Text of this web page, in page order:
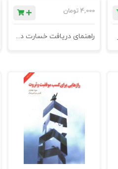
4,000 تومان
راهنمای دریافت خسارت در بیمه حوادث